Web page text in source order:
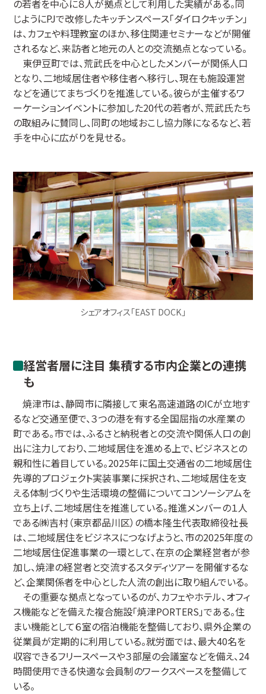
の若者を中心に８人が拠点として利用した実績がある。同
じようにPJで改修したキッチンスペース「ダイロクキッチン」
は、カフェや料理教室のほか、移住関連セミナーなどが開催
されるなど、来訪者と地元の人との交流拠点となっている。
東伊豆町では、荒武氏を中心としたメンバーが関係人口
となり、二地域居住者や移住者へ移行し、現在も施設運営
などを通じてまちづくりを推進している。彼らが主催するワ
ーケーションイベントに参加した20代の若者が、荒武氏たち
の取組みに賛同し、同町の地域おこし協力隊になるなど、若
手を中心に広がりを見せる。
シェアオフィス「EAST DOCK」
経営者層に注目 集積する市内企業との連携
も
焼津市は、静岡市に隣接して東名高速道路のICが立地す
るなど交通至便で、３つの港を有する全国屈指の水産業の
町である。市では、ふるさと納税者との交流や関係人口の創
出に注力しており、二地域居住を進める上で、ビジネスとの
親和性に着目している。2025年に国土交通省の二地域居住
先導的プロジェクト実装事業に採択され、二地域居住を支
える体制づくりや生活環境の整備についてコンソーシアムを
立ち上げ、二地域居住を推進している。推進メンバーの１人
である㈱吉村（東京都品川区）の橋本隆生代表取締役社長
は、二地域居住をビジネスにつなげようと、市の2025年度の
二地域居住促進事業の一環として、在京の企業経営者が参
加し、焼津の経営者と交流するスタディツアーを開催するな
ど、企業関係者を中心とした人流の創出に取り組んでいる。
その重要な拠点となっているのが、カフェやホテル、オフィ
ス機能などを備えた複合施設「焼津PORTERS」である。住
まい機能として６室の宿泊機能を整備しており、県外企業の
従業員が定期的に利用している。就労面では、最大40名を
収容できるフリースペースや３部屋の会議室などを備え、24
時間使用できる快適な会員制のワークスペースを整備して
いる。